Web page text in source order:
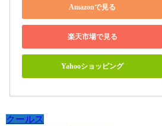
Amazonで見る
楽天市場で見る
Yahooショッピング
クールス